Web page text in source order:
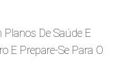
De Saúde E
E Prepare-Se Para O